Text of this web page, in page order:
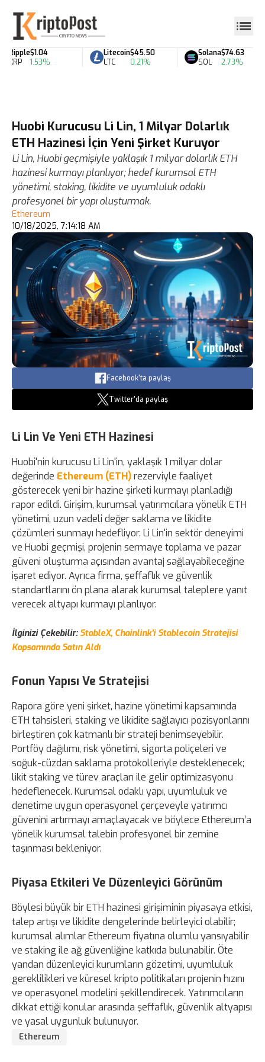
Ripple
XRP
$1.04
1.53%
Litecoin
LTC
$45.50
0.21%
Solana
SOL
$74.63
2.73%
Huobi Kurucusu Li Lin, 1 Milyar Dolarlık
ETH Hazinesi İçin Yeni Şirket Kuruyor
Li Lin, Huobi geçmişiyle yaklaşık 1 milyar dolarlık ETH
hazinesi kurmayı planlıyor; hedef kurumsal ETH
yönetimi, staking, likidite ve uyumluluk odaklı
profesyonel bir yapı oluşturmak.
Ethereum
10/18/2025, 7:14:18 AM
Facebook'ta paylaş
Twitter'da paylaş
Li Lin Ve Yeni ETH Hazinesi
Huobi'nin kurucusu Li Lin'in, yaklaşık 1 milyar dolar
değerinde Ethereum (ETH)rezerviyle faaliyet
gösterecek yeni bir hazine şirketi kurmayı planladığı
rapor edildi. Girişim, kurumsal yatırımcılara yönelik ETH
yönetimi, uzun vadeli değer saklama ve likidite
çözümleri sunmayı hedefliyor. Li Lin'in sektör deneyimi
ve Huobi geçmişi, projenin sermaye toplama ve pazar
güveni oluşturma açısından avantaj sağlayabileceğine
işaret ediyor. Ayrıca firma, şeffaflık ve güvenlik
standartlarını ön plana alarak kurumsal taleplere yanıt
verecek altyapı kurmayı planlıyor.
İlginizi Çekebilir: StableX, Chainlink'i Stablecoin Stratejisi
Kapsamında Satın Aldı
Fonun Yapısı Ve Stratejisi
Rapora göre yeni şirket, hazine yönetimi kapsamında
ETH tahsisleri, staking ve likidite sağlayıcı pozisyonlarını
birleştiren çok katmanlı bir strateji benimseyebilir.
Portföy dağılımı, risk yönetimi, sigorta poliçeleri ve
soğuk-cüzdan saklama protokolleriyle desteklenecek;
likit staking ve türev araçları ile gelir optimizasyonu
hedeflenecek. Kurumsal odaklı yapı, uyumluluk ve
denetime uygun operasyonel çerçeveyle yatırımcı
güvenini artırmayı amaçlayacak ve böylece Ethereum’a
yönelik kurumsal talebin profesyonel bir zemine
taşınması bekleniyor.
Piyasa Etkileri Ve Düzenleyici Görünüm
Böylesi büyük bir ETH hazinesi girişiminin piyasaya etkisi,
talep artışı ve likidite dengelerinde belirleyici olabilir;
kurumsal alımlar Ethereum fiyatına olumlu yansıyabilir
ve staking ile ağ güvenliğine katkıda bulunabilir. Öte
yandan düzenleyici kurumların gözetimi, uyumluluk
gereklilikleri ve küresel kripto politikaları projenin hızını
ve operasyonel modelini şekillendirecek. Yatırımcıların
dikkat ettiği konular arasında şeffaflık, güvenlik altyapısı
ve yasal uygunluk bulunuyor.
Ethereum